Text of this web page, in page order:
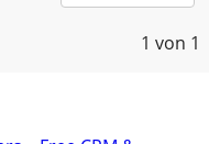
1 von 1